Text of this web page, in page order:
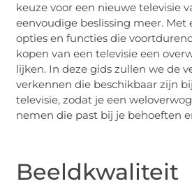
keuze voor een nieuwe televisie
eenvoudige beslissing meer. Met
opties en functies die
kopen van een televisie een
lijken. In deze gids zullen we de
verkennen die beschikbaar zijn
televisie, zodat je een
nemen die past bij je behoeften
Beeldkwaliteit